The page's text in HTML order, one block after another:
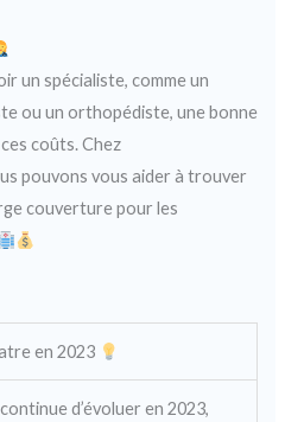
un spécialiste, comme un
ou un orthopédiste, une bonne
coûts. Chez
pouvons vous aider à trouver
couverture pour les
en 2023
d’évoluer en 2023,